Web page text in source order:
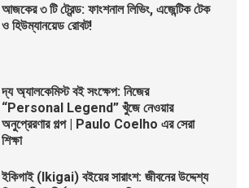
আজকের ৩ টি ট্রেন্ড: ফাংশনাল লিভিং, এজেন্টিক টেক
ও হিউম্যানয়েড রোবট!
দ্য অ্যালকেমিস্ট বই সংক্ষেপ: নিজের
“Personal Legend” খুঁজে নেওয়ার
অনুপ্রেরণার গল্প | Paulo Coelho এর সেরা
শিক্ষা
ইকিগাই (Ikigai) বইয়ের সারাংশ: জীবনের উদ্দেশ্য